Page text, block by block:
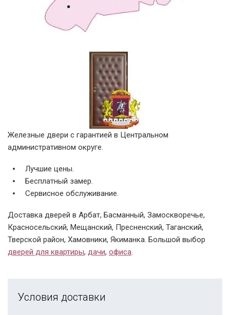
Железные двери с гарантией в Центральном
административном округе.
Лучшие цены.
Бесплатный замер.
Сервисное обслуживание.
Доставка дверей в Арбат, Басманный, Замоскворечье,
Красносельский, Мещанский, Пресненский, Таганский,
Тверской район, Хамовники, Якиманка. Большой выбор
дверей для квартиры, дачи, офиса.
Условия доставки